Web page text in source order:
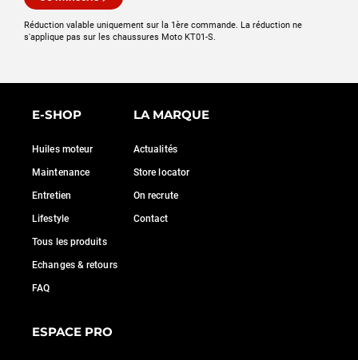
Réduction valable uniquement sur la 1ère commande. La réduction ne
s'applique pas sur les chaussures Moto KT01-S.
E-SHOP
Huiles moteur
Maintenance
Entretien
Lifestyle
Tous les produits
Echanges & retours
FAQ
LA MARQUE
Actualités
Store locator
On recrute
Contact
ESPACE PRO